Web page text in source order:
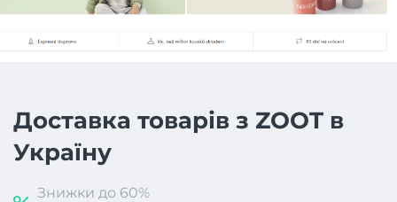
Доставка товарів з ZOOT в
Україну
Знижки до 60%